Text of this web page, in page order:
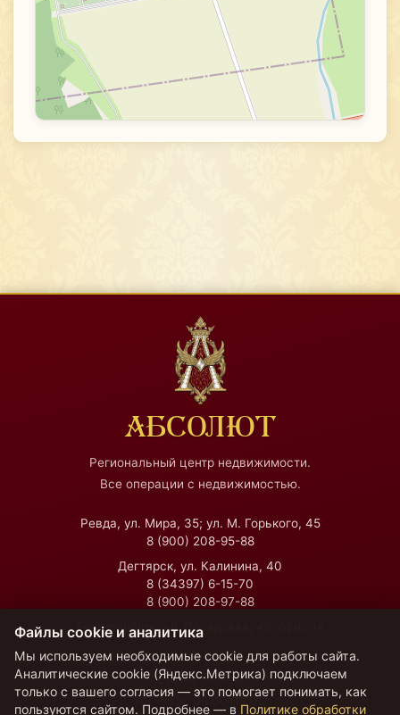
АБСОЛЮТ
Региональный центр недвижимости.
Все операции с недвижимостью.
Ревда, ул. Мира, 35; ул. М. Горького, 45
8 (900) 208-95-88
Дегтярск, ул. Калинина, 40
8 (34397) 6-15-70
8 (900) 208-97-88
Екатеринбург, ул. Посадская, 45, офис 14
Время работы
Пн — Пт:
09:00–18:00
Файлы cookie и аналитика
Мы используем необходимые cookie для работы сайта.
Аналитические cookie (Яндекс.Метрика) подключаем
только с вашего согласия — это помогает понимать, как
пользуются сайтом. Подробнее — в Политике обработки